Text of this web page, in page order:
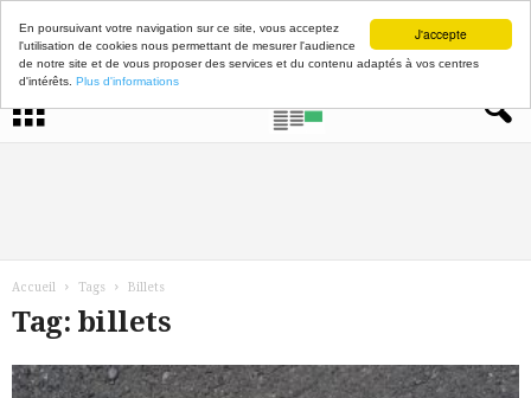
J'accepte
En poursuivant votre navigation sur ce site, vous acceptez
l'utilisation de cookies nous permettant de mesurer l'audience
de notre site et de vous proposer des services et du contenu adaptés à vos centres
d'intérêts. Plus d'informations
Accueil Tags Billets
Tag: billets